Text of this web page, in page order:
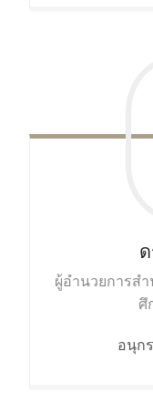
ผู้อำนวยการส
ศึ
อนุก